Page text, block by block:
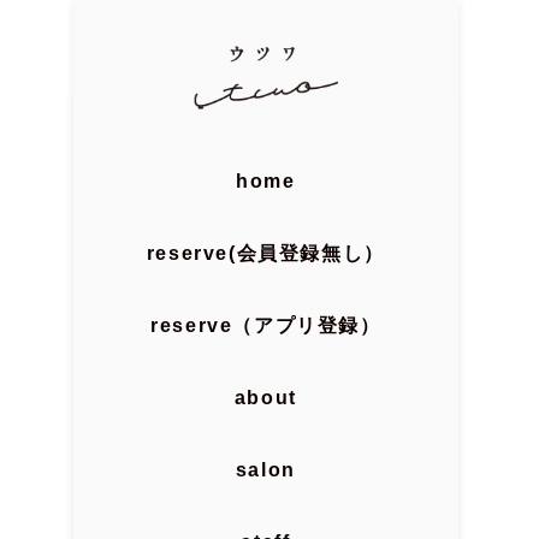
home
reserve(会員登録無し）
reserve（アプリ登録）
about
salon